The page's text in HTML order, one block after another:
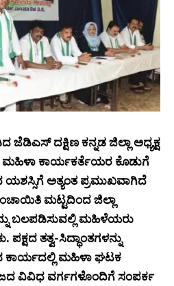
ಜೆಡಿಎಸ್ ದಕ್ಷಿಣ ಕನ್ನಡ ಜಿಲ್ಲಾ ಅಧ್ಯಕ್ಷ
ಕಾರ್ಯಕರ್ತೆಯರ ಕೊಡುಗೆ
ಅತ್ಯಂತ ಪ್ರಮುಖವಾಗಿದೆ
ಮಟ್ಟದಿಂದ ಜಿಲ್ಲಾ
ಬಲಪಡಿಸುವಲ್ಲಿ ಮಹಿಳೆಯರು
ತತ್ವ-ಸಿದ್ಧಾಂತಗಳನ್ನು
ಕಾರ್ಯದಲ್ಲಿ ಮಹಿಳಾ ಘಟಕ
ವಿವಿಧ ವರ್ಗಗಳೊಂದಿಗೆ ಸಂಪರ್ಕ